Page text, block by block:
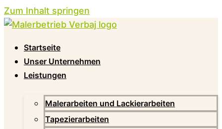
Zum Inhalt springen
Startseite
Unser Unternehmen
Leistungen
Malerarbeiten und Lackierarbeiten
Tapezierarbeiten